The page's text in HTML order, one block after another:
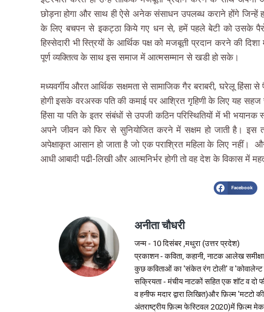
छोड़ना होगा और साथ ही ऐसे अनेक संसाधन उपलब्ध कराने होंगे जिन्हें
के लिए बचपन से इकट्ठा किये गए धन से, हमें पहले बेटी को उसके पैरों
हिस्सेदारी भी स्त्रियों के आर्थिक पक्ष को मजबूती प्रदान करने की
पूर्ण व्यक्तित्व के साथ इस समाज में आत्मसम्मान से खडी हो सके।
मध्यवर्गीय औरत आर्थिक सक्षमता से सामाजिक गैर बराबरी, घरेलू हिंसा से
होगी इसके वरअस्क पति की कमाई पर आश्रित गृहिणी के लिए यह
हिंसा या पति के इतर संबंधों से उपजी कठिन परिस्थितियों में भी
अपने जीवन को फिर से सुनियोजित करने में सक्षम हो जाती है। इस
अपेक्षाकृत आसान हो जाता है जो एक पराश्रित महिला के लिए नहीं।
आधी आबादी पढी-लिखी और आत्मनिर्भर होगी तो वह देश के विकास में
Facebook
अनीता चौधरी
जन्म - 10 दिसंबर ,मथुरा (उत्तर प्रदेश)
प्रकाशन - कविता, कहानी, नाटक आलेख
कुछ कविताओं का 'संकेत रंग टोली' व 'कोवालेन्ट
सक्रियता - मंचीय नाटकों सहित एक शॉट व दो
व हनीफ मदार द्वारा लिखित)और फ़िल्म 'मटटो
अंतराष्ट्रीय फ़िल्म फेस्टिवल 2020)में फ़िल्म